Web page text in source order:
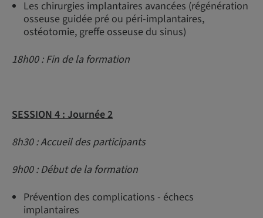
Les chirurgies implantaires avancées (régénération
osseuse guidée pré ou péri-implantaires,
ostéotomie, greffe osseuse du sinus)
18h00 : Fin de la formation
SESSION 4 : Journée 2
8h30 : Accueil des participants
9h00 : Début de la formation
Prévention des complications - échecs
implantaires